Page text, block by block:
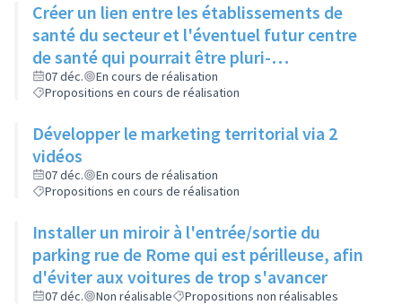
Créer un lien entre les établissements de
santé du secteur et l'éventuel futur centre
de santé qui pourrait être pluri-
professionnel
07 déc.
En cours de réalisation
Propositions en cours de réalisation
Développer le marketing territorial via 2
vidéos
07 déc.
En cours de réalisation
Propositions en cours de réalisation
Installer un miroir à l'entrée/sortie du
parking rue de Rome qui est périlleuse, afin
d'éviter aux voitures de trop s'avancer
07 déc. Non réalisable Propositions non réalisables